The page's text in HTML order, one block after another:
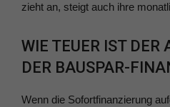
zieht an, steigt auch ihre
WIE TEUER IST DER
DER BAUSPAR-
Wenn die Sofortfinanzierung